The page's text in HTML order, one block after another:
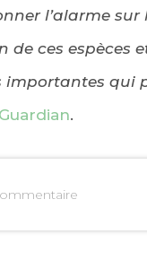
l’alarme sur
de ces espèces
importantes qui
Guardian.